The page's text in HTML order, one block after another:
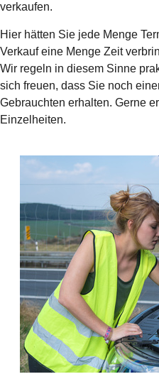
verkaufen.
Hier hätten Sie jede Menge
Verkauf eine Menge Zeit
Wir regeln in diesem Sinne
sich freuen, dass Sie noch
Gebrauchten erhalten. Gerne
Einzelheiten.